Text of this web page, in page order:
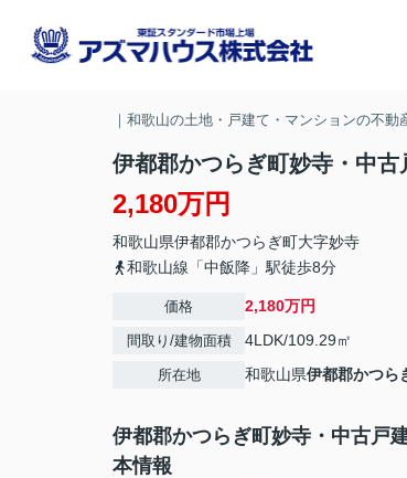
｜和歌山の土地・戸建て・マンションの不
伊都郡かつらぎ町妙寺・中古
2,180万円
和歌山県伊都郡かつらぎ町大字妙寺
和歌山線「中飯降」駅徒歩8分
価格 2,180万円
間取り/建物面積 4LDK/109.29㎡
所在地 和歌山県伊都郡かつら
伊都郡かつらぎ町妙寺・中古戸
本情報